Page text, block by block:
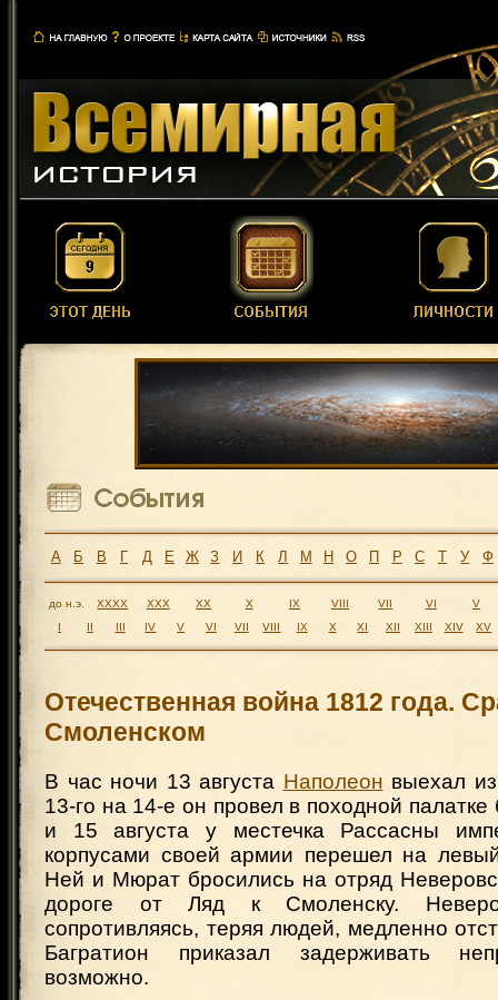
А Б В Г Д Е Ж З И К Л М Н О П Р С Т У Ф
до н.э. XXXX XXX XX X IX VIII VII VI
V
I
II III IV V VI VII VIII IX X XI XII XIII XIV XV
Отечественная война 1812 года.
Смоленском
В час ночи 13 августа Наполеон выехал
13-го на 14-е он провел в походной
и 15 августа у местечка Рассасны
корпусами своей армии перешел на
Ней и Мюрат бросились на отряд
дороге от Ляд к Смоленску.
сопротивляясь, теряя людей, медленно
Багратион приказал задерживать
возможно.